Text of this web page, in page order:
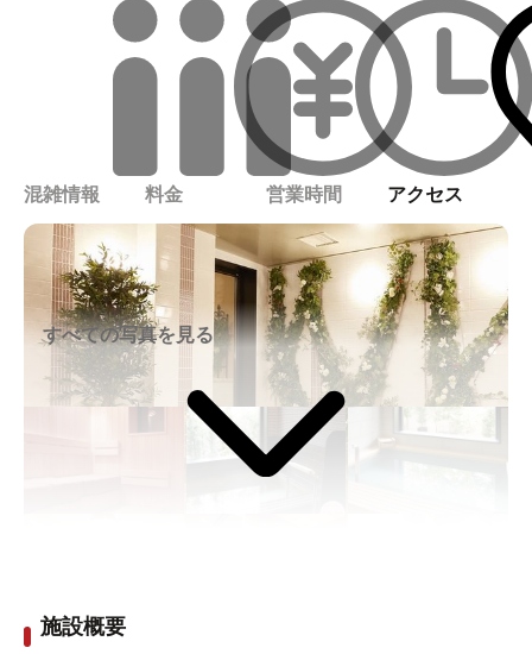
混雑情報 料金 営業時間 アクセス
すべての写真を見る
施設概要